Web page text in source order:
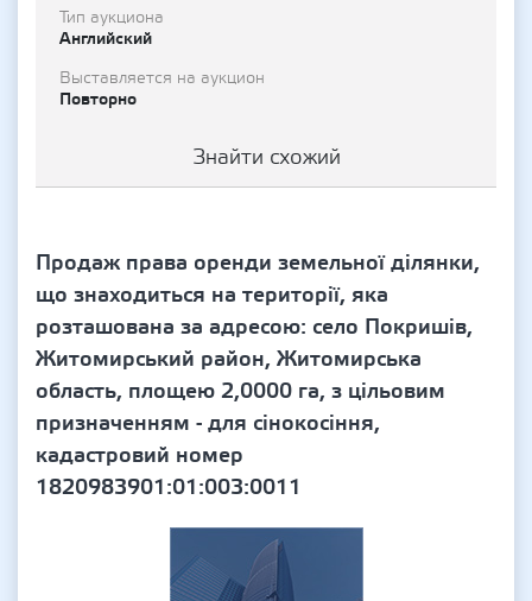
Тип аукциона
Английский
Выставляется на аукцион
Повторно
Знайти схожий
Продаж права оренди земельної ділянки,
що знаходиться на території, яка
розташована за адресою: село Покришів,
Житомирський район, Житомирська
область, площею 2,0000 га, з цільовим
призначенням - для сінокосіння,
кадастровий номер
1820983901:01:003:0011